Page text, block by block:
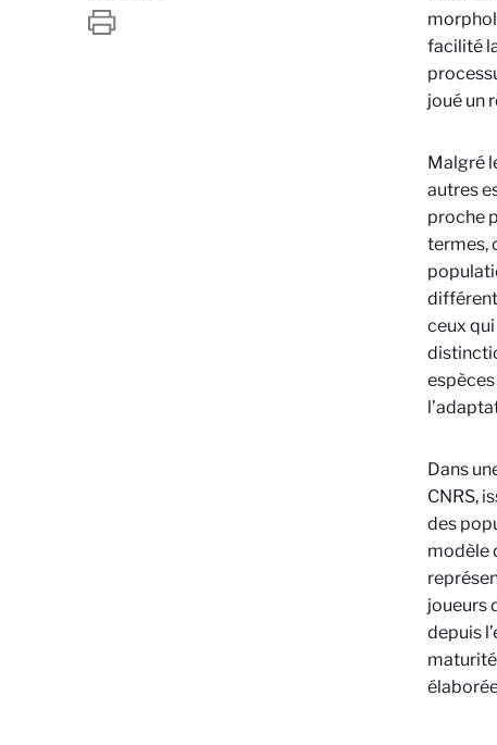
facilité
joué un
Malgré
autres
proche
termes,
ceux
Dans
CNRS,
des
modèle
joueurs
depuis